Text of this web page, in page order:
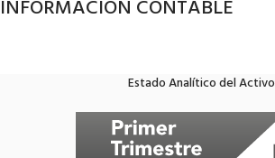
INFORMACIÓN CONTABLE
Estado Analítico del Activo